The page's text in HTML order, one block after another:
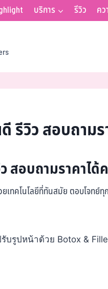
บริการ รีวิว คว
รีวิว สอบถามร
สอบถามราคาได้
เทคโนโลยีที่ทันสมัย ตอบโจท
รูปหน้าด้วย Botox &